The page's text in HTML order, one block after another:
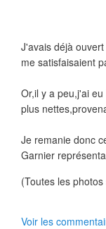
J'avais déjà
me satisfaisaient
Or,il y a peu,j'ai
plus
Je remanie donc
Garnier
(Toutes les
Voir les